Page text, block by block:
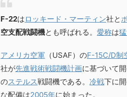
F-22はロッキード・マーティン社と
空支配戦闘機とも呼ばれる。 愛称は
アメリカ空軍 （USAF）のF-15C/D制
社が先進戦術戦闘機計画に基づいて
のステルス戦闘機である。 冷戦下に
な配備は2005年に始まった。